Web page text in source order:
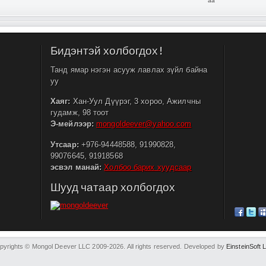
Бидэнтэй холбогдох!
Танд ямар нэгэн асууж лавлах зүйл байна
уу
Хаяг: Хан-Уул Дүүрэг, 3 хороо, Ажилчны
гудамж, 98 тоот
Э-мейлээр: mongoldeever@yahoo.com
Утсаар:+976-94448588, 91990828,
99076645, 91918568
эсвэл манай: Холбоо барих хуудсаар
Шууд чатаар холбогдох
© Mongol Deever LLC 2009-2026. All rights reserved. Developed by EinsteinSoft